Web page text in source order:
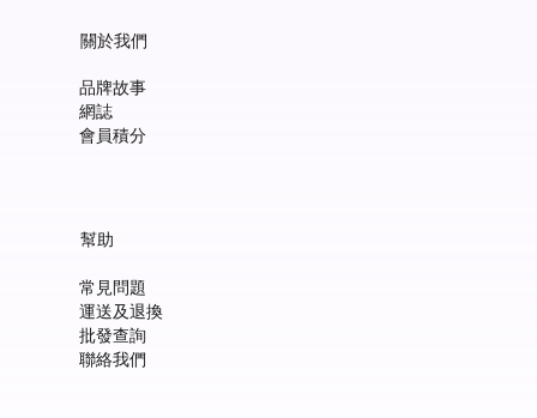
關於我們
品牌故事
網誌
會員積分
幫助
常見問題
運送及退換
批發查詢
聯絡我們